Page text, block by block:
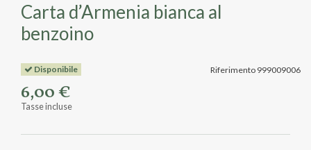
Carta d’Armenia bianca al
benzoino
Riferimento 999009006
Disponibile
6,00 €
Tasse incluse